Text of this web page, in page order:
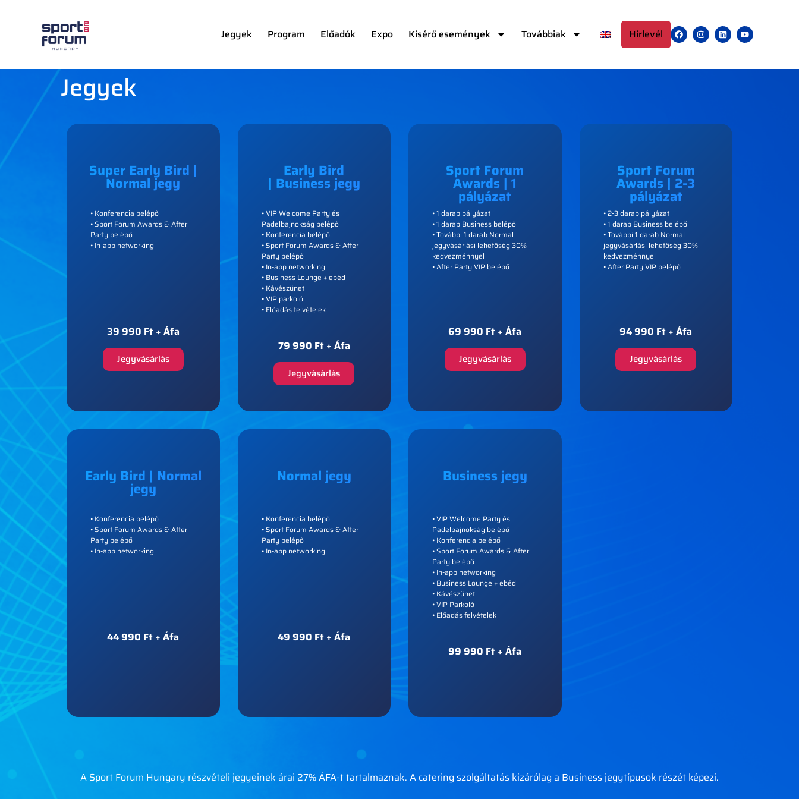
Jegyek Program Előadók Expo Kísérő események Továbbiak Hírlevél
Jegyek
Super Early Bird |
Normal jegy
• Konferencia belépő
• Sport Forum Awards & After
Party belépő
• In-app networking
39 990 Ft + Áfa
Jegyvásárlás
Early Bird
| Business jegy
• VIP Welcome Party és
Padelbajnokság belépő
• Konferencia belépő
• Sport Forum Awards & After
Party belépő
• In-app networking
• Business Lounge + ebéd
• Kávészünet
• VIP parkoló
• Előadás felvételek
79 990 Ft + Áfa
Jegyvásárlás
Sport Forum
Awards | 1
pályázat
• 1 darab pályázat
• 1 darab Business belépő
• További 1 darab Normal
jegyvásárlási lehetőség 30%
kedvezménnyel
• After Party VIP belépő
69 990 Ft + Áfa
Jegyvásárlás
Sport Forum
Awards | 2-3
pályázat
• 2-3 darab pályázat
• 1 darab Business belépő
• További 1 darab Normal
jegyvásárlási lehetőség 30%
kedvezménnyel
• After Party VIP belépő
94 990 Ft + Áfa
Jegyvásárlás
Early Bird | Normal
jegy
• Konferencia belépő
• Sport Forum Awards & After
Party belépő
• In-app networking
44 990 Ft + Áfa
Normal jegy
• Konferencia belépő
• Sport Forum Awards & After
Party belépő
• In-app networking
49 990 Ft + Áfa
Business jegy
• VIP Welcome Party és
Padelbajnokság belépő
• Konferencia belépő
• Sport Forum Awards & After
Party belépő
• In-app networking
• Business Lounge + ebéd
• Kávészünet
• VIP Parkoló
• Előadás felvételek
99 990 Ft + Áfa
A Sport Forum Hungary részvételi jegyeinek árai 27% ÁFA-t tartalmaznak. A catering szolgáltatás kizárólag a Business jegytípusok részét képezi.